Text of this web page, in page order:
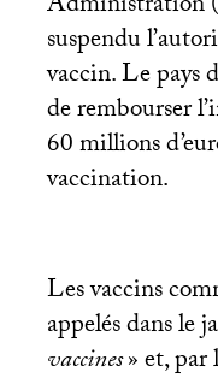
suspendu
vaccin. Le pays
de rembourser
60 millions
vaccination.
Les vaccins
appelés dans le
vaccines» et,